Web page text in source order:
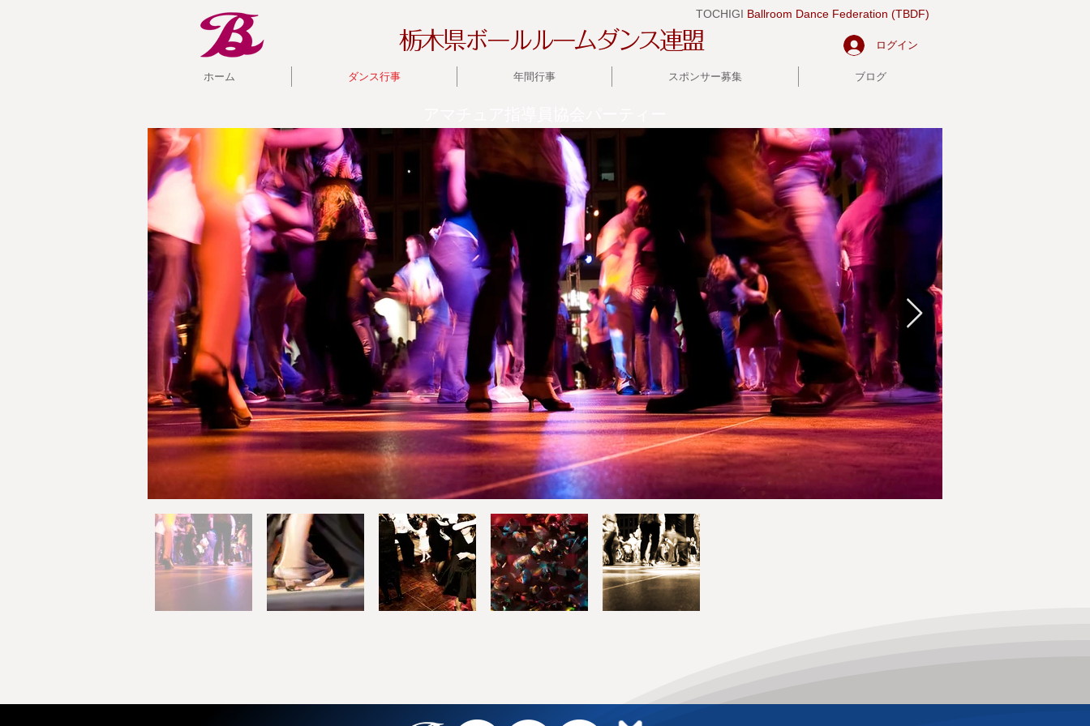
​TOCHIGI Ballroom Dance Federation (TBDF)
栃木県ボールルームダンス連盟 ログイン
ホーム ダンス行事 年間行事 スポンサー募集 ブログ